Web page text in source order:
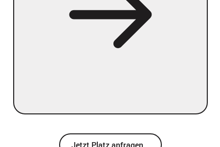
Jetzt Platz anfragen